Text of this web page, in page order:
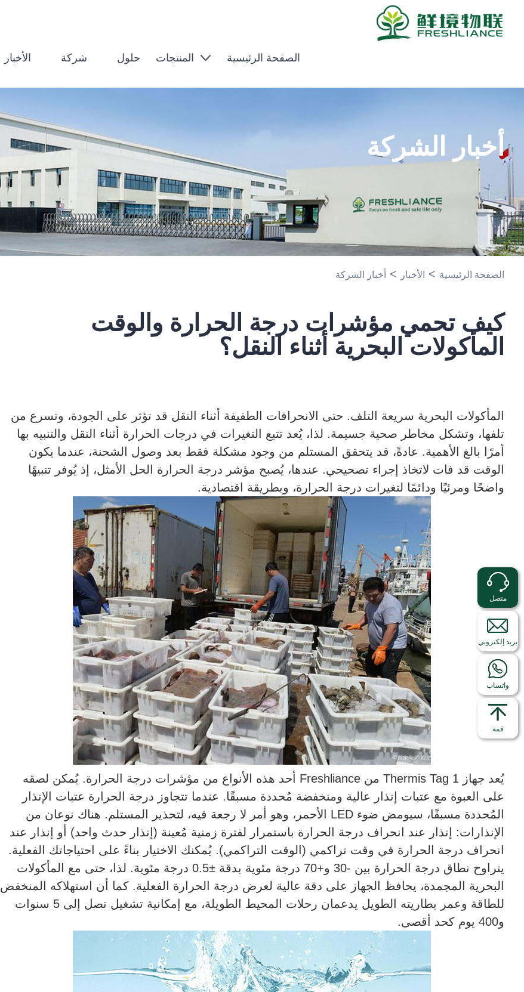
الصفحة الرئيسية المنتجات حلول شركة الأخبار
أخبار الشركة
الصفحة الرئيسية > الأخبار > أخبار الشركة
كيف تحمي مؤشرات درجة الحرارة والوقت
المأكولات البحرية أثناء النقل؟
المأكولات البحرية سريعة التلف. حتى الانحرافات الطفيفة أثناء النقل قد تؤثر على الجودة، وتسرع من
تلفها، وتشكل مخاطر صحية جسيمة. لذا، يُعد تتبع التغيرات في درجات الحرارة أثناء النقل والتنبيه بها
أمرًا بالغ الأهمية. عادةً، قد يتحقق المستلم من وجود مشكلة فقط بعد وصول الشحنة، عندما يكون
الوقت قد فات لاتخاذ إجراء تصحيحي. عندها، يُصبح مؤشر درجة الحرارة الحل الأمثل، إذ يُوفر تنبيهًا
واضحًا ومرئيًا ودائمًا لتغيرات درجة الحرارة، وبطريقة اقتصادية.
يُعد جهاز Thermis Tag 1 من Freshliance أحد هذه الأنواع من مؤشرات درجة الحرارة. يُمكن لصقه
على العبوة مع عتبات إنذار عالية ومنخفضة مُحددة مسبقًا. عندما تتجاوز درجة الحرارة عتبات الإنذار
المُحددة مسبقًا، سيومض ضوء LED الأحمر، وهو أمر لا رجعة فيه، لتحذير المستلم. هناك نوعان من
الإنذارات: إنذار عند انحراف درجة الحرارة باستمرار لفترة زمنية مُعينة (إنذار حدث واحد) أو إنذار عند
انحراف درجة الحرارة في وقت تراكمي (الوقت التراكمي). يُمكنك الاختيار بناءً على احتياجاتك الفعلية.
يتراوح نطاق درجة الحرارة بين -30 و+70 درجة مئوية بدقة ±0.5 درجة مئوية. لذا، حتى مع المأكولات
البحرية المجمدة، يحافظ الجهاز على دقة عالية لعرض درجة الحرارة الفعلية. كما أن استهلاكه المنخفض
للطاقة وعمر بطاريته الطويل يدعمان رحلات المحيط الطويلة، مع إمكانية تشغيل تصل إلى 5 سنوات
و400 يوم كحد أقصى.
متصل
بريد إلكتروني
واتساب
قمة